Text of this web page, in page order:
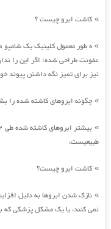
» کاشت ابرو چیست ؟
» ه طور معمول کلینیک یک
عفونت طراحی شده؛ اگر این را
نیز برای تمیز نگه داشتن پیوند
» چگونه ابروهای کاشته شده را
»
طبیعیست،
» کاشت ابرو چیست؟
» نازک شدن ابروها به دلیل
نمی کنند، یا یک مشکل پزشکی